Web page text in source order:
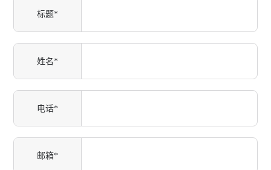
标题*
姓名*
电话*
邮箱*